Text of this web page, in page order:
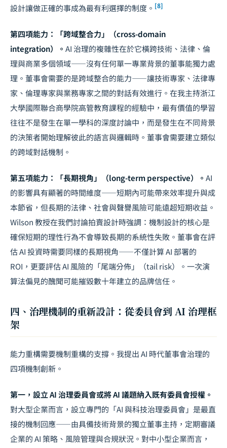
設計讓做正確的事成為最有利選擇的制度。 [8]
第四項能力：「跨域整合力」（cross-domain
integration）。 AI 治理的複雜性在於它橫跨技術、法律、倫
理與商業多個領域——沒有任何單一專業背景的董事能獨力處
理。董事會需要的是跨域整合的能力——讓技術專家、法律專
家、倫理專家與業務專家之間的對話有效進行。在我主持浙江
大學國際聯合商學院高管教育課程的經驗中，最有價值的學習
往往不是發生在單一學科的深度討論中，而是發生在不同背景
的決策者開始理解彼此的語言與邏輯時。董事會需要建立類似
的跨域對話機制。
第五項能力：「長期視角」（long-term perspective）。 AI
的影響具有顯著的時間維度——短期內可能帶來效率提升與成
本節省，但長期的法律、社會與聲譽風險可能遠超短期收益。
Wilson 教授在我們討論拍賣設計時強調：機制設計的核心是
確保短期的理性行為不會導致長期的系統性失敗。董事會在評
估 AI 投資時需要同樣的長期視角——不僅計算 AI 部署的
ROI，更要評估 AI 風險的「尾端分佈」（tail risk）。一次演
算法偏見的醜聞可能摧毀數十年建立的品牌信任。
四、治理機制的重新設計：從委員會到 AI 治理框
架
能力重構需要機制重構的支撐。我提出 AI 時代董事會治理的
四項機制創新。
第一，設立 AI 治理委員會或將 AI 議題納入既有委員會授權。
對大型企業而言，設立專門的「AI 與科技治理委員會」是最直
接的機制回應——由具備技術背景的獨立董事主持，定期審議
企業的 AI 策略、風險管理與合規狀況。對中小型企業而言，